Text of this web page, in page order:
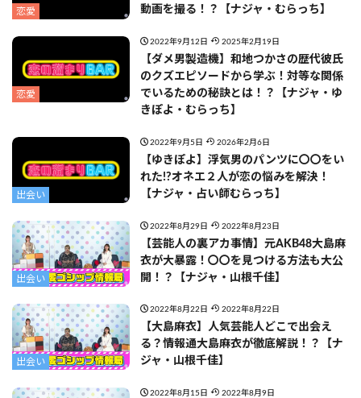
恋愛
動画を撮る！？【ナジャ・むらっち】
恋愛
2022年9月12日 2025年2月19日
【ダメ男製造機】和地つかさの歴代彼氏
のクズエピソードから学ぶ！対等な関係
でいるための秘訣とは！？【ナジャ・ゆ
きぽよ・むらっち】
出会い
2022年9月5日 2026年2月6日
【ゆきぽよ】浮気男のパンツに〇〇をい
れた!?オネエ２人が恋の悩みを解決！
【ナジャ・占い師むらっち】
出会い
2022年8月29日 2022年8月23日
【芸能人の裏アカ事情】元AKB48大島麻
衣が大暴露！〇〇を見つける方法も大公
開！？【ナジャ・山根千佳】
出会い
2022年8月22日 2022年8月22日
【大島麻衣】人気芸能人どこで出会え
る？情報通大島麻衣が徹底解説！？【ナ
ジャ・山根千佳】
2022年8月15日 2022年8月9日